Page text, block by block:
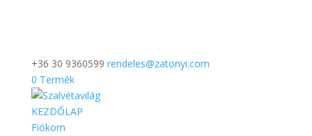
+36 30 9360599 rendeles@zatonyi.com
0 Termék
KEZDŐLAP
Fiókom